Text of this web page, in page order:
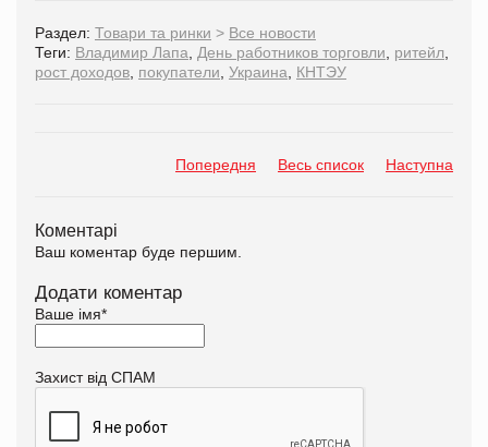
Раздел: Товари та ринки > Все новости
Теги: Владимир Лапа День работников торговли ритейл
рост доходов покупатели Украина КНТЭУ
Попередня Весь список Наступна
Коментарі
Ваш коментар буде першим.
Додати коментар
Ваше імя*
Захист від СПАМ